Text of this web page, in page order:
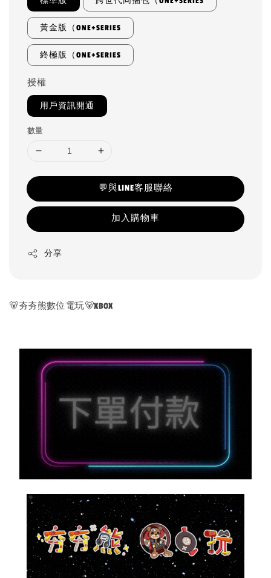
黃金版（ONE+SERIES
終極版（ONE+SERIES
授權
用戶資訊開通
數量
💬與LINE客服聯絡
加入購物車
分享
🐻夯夯熊數位電玩🐻XBOX